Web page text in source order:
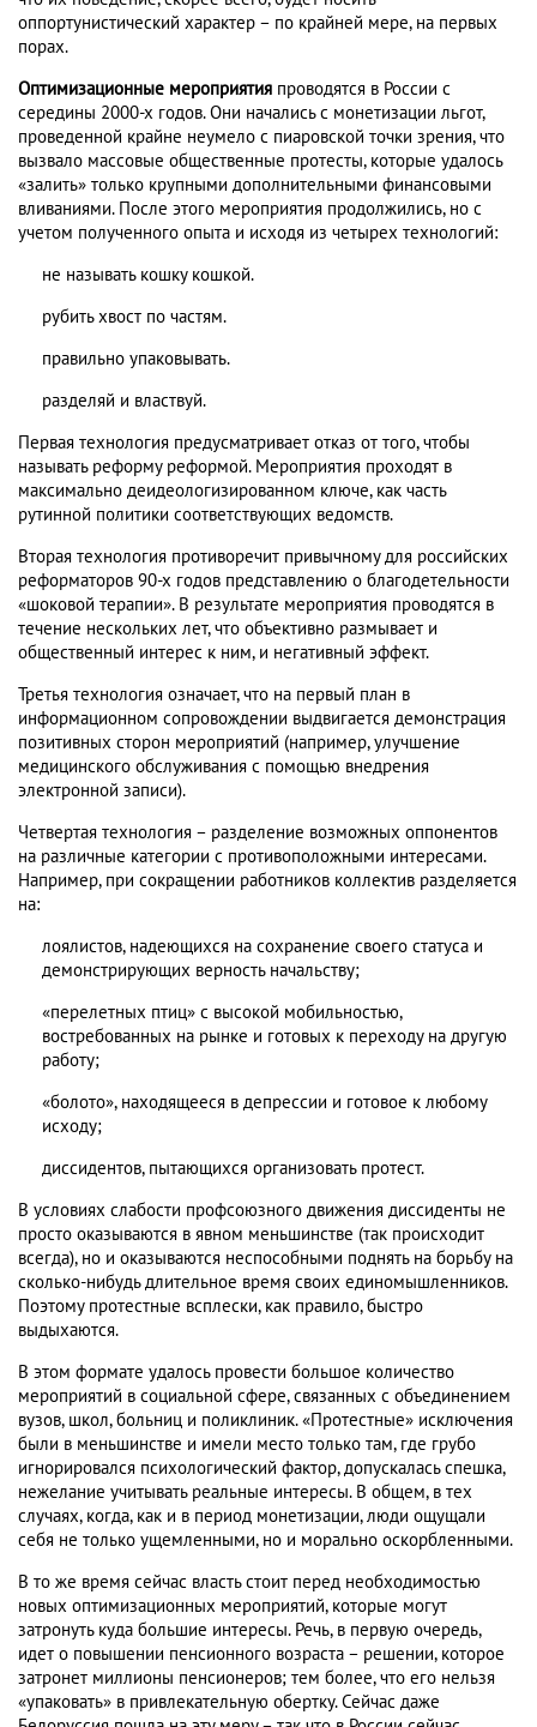
оппортунистический характер – по крайней мере, на первых
порах.
Оптимизационные мероприятия проводятся в России с
середины 2000-х годов. Они начались с монетизации льгот,
проведенной крайне неумело с пиаровской точки зрения, что
вызвало массовые общественные протесты, которые удалось
«залить» только крупными дополнительными финансовыми
вливаниями. После этого мероприятия продолжились, но с
учетом полученного опыта и исходя из четырех технологий:
не называть кошку кошкой.
рубить хвост по частям.
правильно упаковывать.
разделяй и властвуй.
Первая технология предусматривает отказ от того, чтобы
называть реформу реформой. Мероприятия проходят в
максимально деидеологизированном ключе, как часть
рутинной политики соответствующих ведомств.
Вторая технология противоречит привычному для российских
реформаторов 90-х годов представлению о благодетельности
«шоковой терапии». В результате мероприятия проводятся в
течение нескольких лет, что объективно размывает и
общественный интерес к ним, и негативный эффект.
Третья технология означает, что на первый план в
информационном сопровождении выдвигается демонстрация
позитивных сторон мероприятий (например, улучшение
медицинского обслуживания с помощью внедрения
электронной записи).
Четвертая технология – разделение возможных оппонентов
на различные категории с противоположными интересами.
Например, при сокращении работников коллектив разделяется
на:
лоялистов, надеющихся на сохранение своего статуса и
демонстрирующих верность начальству;
«перелетных птиц» с высокой мобильностью,
востребованных на рынке и готовых к переходу на другую
работу;
«болото», находящееся в депрессии и готовое к любому
исходу;
диссидентов, пытающихся организовать протест.
В условиях слабости профсоюзного движения диссиденты не
просто оказываются в явном меньшинстве (так происходит
всегда), но и оказываются неспособными поднять на борьбу на
сколько-нибудь длительное время своих единомышленников.
Поэтому протестные всплески, как правило, быстро
выдыхаются.
В этом формате удалось провести большое количество
мероприятий в социальной сфере, связанных с объединением
вузов, школ, больниц и поликлиник. «Протестные» исключения
были в меньшинстве и имели место только там, где грубо
игнорировался психологический фактор, допускалась спешка,
нежелание учитывать реальные интересы. В общем, в тех
случаях, когда, как и в период монетизации, люди ощущали
себя не только ущемленными, но и морально оскорбленными.
В то же время сейчас власть стоит перед необходимостью
новых оптимизационных мероприятий, которые могут
затронуть куда большие интересы. Речь, в первую очередь,
идет о повышении пенсионного возраста – решении, которое
затронет миллионы пенсионеров; тем более, что его нельзя
«упаковать» в привлекательную обертку. Сейчас даже